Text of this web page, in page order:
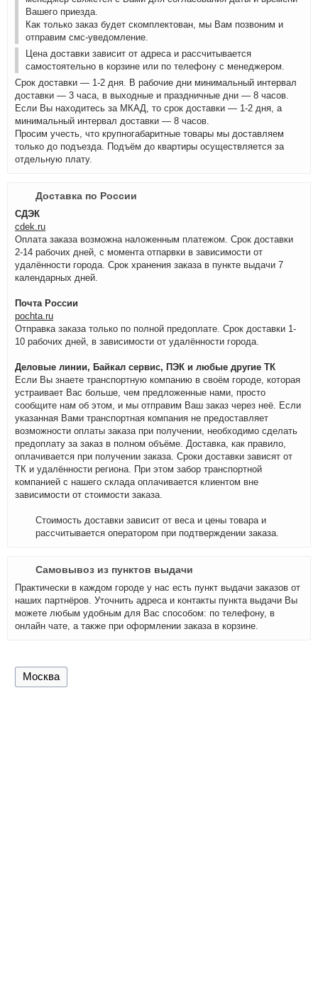
Вашего приезда.
Как только заказ будет скомплектован, мы Вам позвоним и
отправим смс-уведомление.
Цена доставки зависит от адреса и рассчитывается
самостоятельно в корзине или по телефону с менеджером.
Срок доставки — 1-2 дня. В рабочие дни минимальный интервал
доставки — 3 часа, в выходные и праздничные дни — 8 часов.
Если Вы находитесь за МКАД, то срок доставки — 1-2 дня, а
минимальный интервал доставки — 8 часов.
Просим учесть, что крупногабаритные товары мы доставляем
только до подъезда. Подъём до квартиры осуществляется за
отдельную плату.
Доставка по России
СДЭК
cdek.ru
Оплата заказа возможна наложенным платежом. Срок доставки
2-14 рабочих дней, с момента отпарвки в зависимости от
удалённости города. Срок хранения заказа в пункте выдачи 7
календарных дней.
Почта России
pochta.ru
Отправка заказа только по полной предоплате. Срок доставки 1-
10 рабочих дней, в зависимости от удалённости города.
Деловые линии, Байкал сервис, ПЭК и любые другие ТК
Если Вы знаете транспортную компанию в своём городе, которая
устраивает Вас больше, чем предложенные нами, просто
сообщите нам об этом, и мы отправим Ваш заказ через неё. Если
указанная Вами транспортная компания не предоставляет
возможности оплаты заказа при получении, необходимо сделать
предоплату за заказ в полном объёме. Доставка, как правило,
оплачивается при получении заказа. Сроки доставки зависят от
ТК и удалённости региона. При этом забор транспортной
компанией с нашего склада оплачивается клиентом вне
зависимости от стоимости заказа.
Стоимость доставки зависит от веса и цены товара и
рассчитывается оператором при подтверждении заказа.
Самовывоз из пунктов выдачи
Практически в каждом городе у нас есть пункт выдачи заказов от
наших партнёров. Уточнить адреса и контакты пункта выдачи Вы
можете любым удобным для Вас способом: по телефону, в
онлайн чате, а также при оформлении заказа в корзине.
Москва